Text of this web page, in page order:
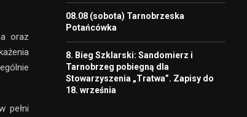
oraz
pełni
08.08 (sobota) Tarnobrzeska
Potańcówka
8. Bieg Szklarski: Sandomierz i
Tarnobrzeg pobiegną dla
Stowarzyszenia „Tratwa”. Zapisy do
18. września